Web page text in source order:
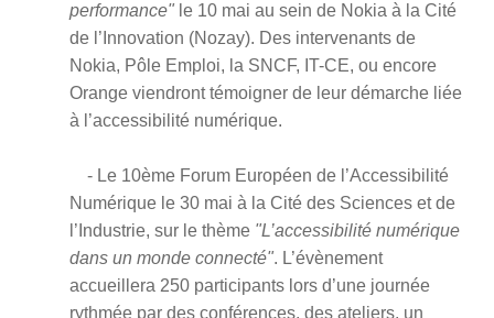
performance" le 10 mai au sein de Nokia à la Cité
de l’Innovation (Nozay). Des intervenants de
Nokia, Pôle Emploi, la SNCF, IT-CE, ou encore
Orange viendront témoigner de leur démarche liée
à l’accessibilité numérique.
- Le 10ème Forum Européen de l’Accessibilité
Numérique le 30 mai à la Cité des Sciences et de
l’Industrie, sur le thème "L’accessibilité numérique
dans un monde connecté". L’évènement
accueillera 250 participants lors d’une journée
rythmée par des conférences, des ateliers, un